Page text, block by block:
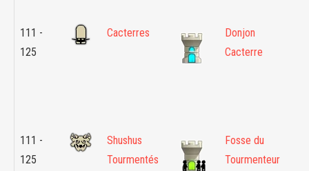
111 -
125
Cacterres
Donjon
Cacterre
111 -
125
Shushus
Tourmentés
Fosse du
Tourmenteur